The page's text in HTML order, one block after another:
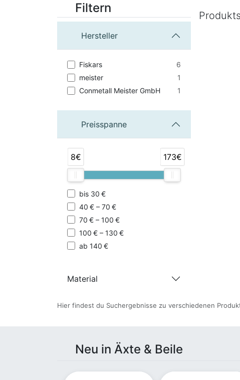
Filtern
Hersteller
Fiskars
6
meister
1
Conmetall Meister GmbH
1
Preisspanne
8€ 173€
bis 30 €
40 € – 70 €
70 € – 100 €
100 € – 130 €
ab 140 €
Material
Hier findest du Suchergebnisse zu verschiedenen
Neu in Äxte & Beile